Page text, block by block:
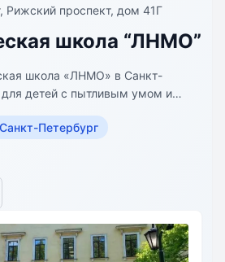
Рижский проспект, дом 41Г
школа “ЛНМО”
школа «ЛНМО» в Санкт-
для детей с пытливым умом и
в суть явлений. Созданная в
система обучения позволяет
успехов в науке.
Санкт-Петербург